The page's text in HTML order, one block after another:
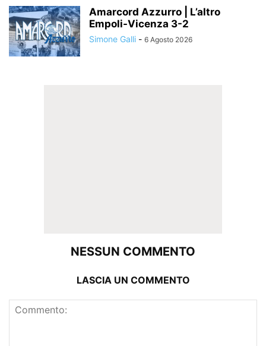
Amarcord Azzurro | L’altro
Empoli-Vicenza 3-2
Simone Galli - 6 Agosto 2026
NESSUN COMMENTO
LASCIA UN COMMENTO